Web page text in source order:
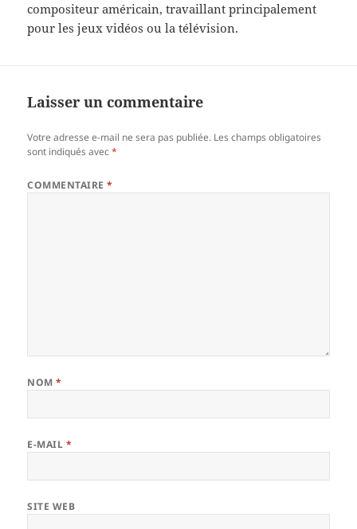
compositeur américain, travaillant principalement
pour les jeux vidéos ou la télévision.
Laisser un commentaire
Votre adresse e-mail ne sera pas publiée. Les champs obligatoires
sont indiqués avec*
COMMENTAIRE*
NOM*
E-MAIL *
SITE WEB